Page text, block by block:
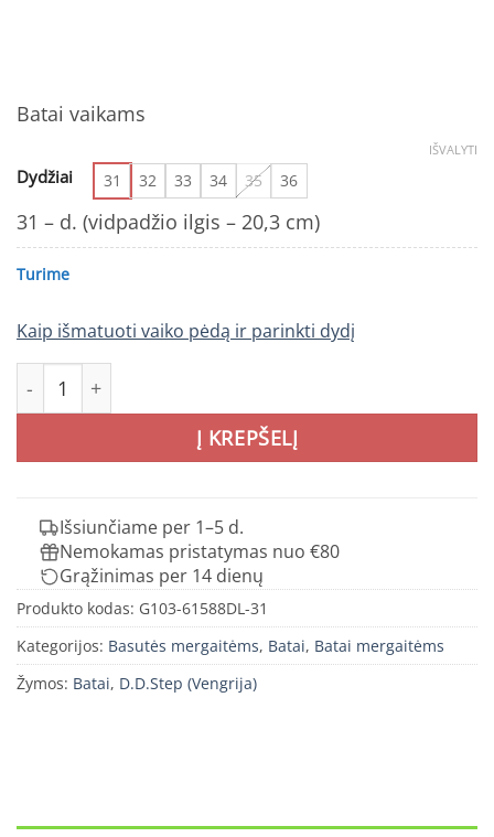
Batai vaikams
Dydžiai 31 32 33 34 35 36
IŠVALYTI
31 – d. (vidpadžio ilgis – 20,3 cm)
Turime
Kaip išmatuoti vaiko pėdą ir parinkti dydį
produkto kiekis: Raudonos basutės 31-36 d. G103-
Į KREPŠELĮ
Išsiunčiame per 1–5 d.
Nemokamas pristatymas nuo €80
Grąžinimas per 14 dienų
Produkto kodas: G103-61588DL-31
Kategorijos: Basutės mergaitėms, Batai, Batai mergaitėms
Žymos: Batai, D.D.Step (Vengrija)